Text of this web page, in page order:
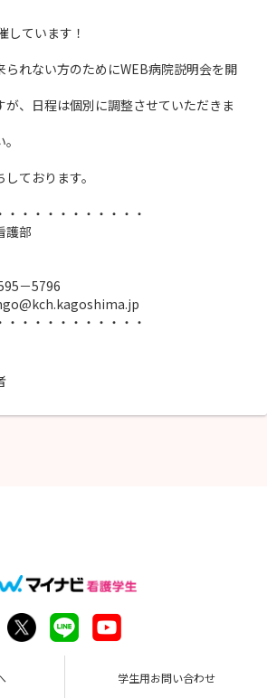
しています！
られない方のためにWEB病院説明会を開
が、日程は個別に調整させていただきま
ております。
・・・・・・・・・・・
部
－5796
・・・・・・・・・・・
学生用お問い合わせ